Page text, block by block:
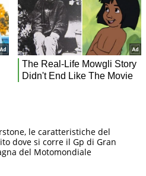
le caratteristiche del
dove si corre il Gp di Gran
del Motomondiale